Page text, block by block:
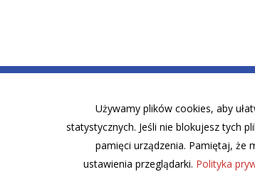
Używamy plików cookies, aby
statystycznych. Jeśli nie blokujesz tych
pamięci urządzenia. Pamiętaj, że
ustawienia przeglądarki. Polityka